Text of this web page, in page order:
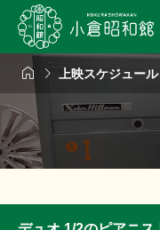
  上映スケジュール